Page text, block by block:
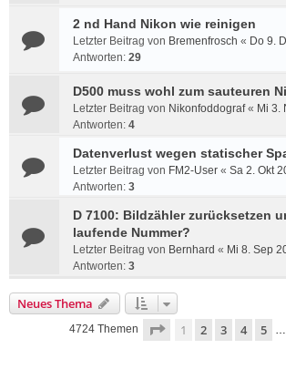
2 nd Hand Nikon wie reinigen
Letzter Beitrag von Bremenfrosch « Do 9.
Antworten: 29
D500 muss wohl zum sauteuren
Letzter Beitrag von Nikonfoddograf« Mi 3.
Antworten: 4
Datenverlust wegen statischer
Letzter Beitrag von FM2-User « Sa 2. Okt
Antworten: 3
D 7100: Bildzähler zurücksetzen
laufende Nummer?
Letzter Beitrag von Bernhard « Mi 8. Sep
Antworten: 3
Neues Thema
4724 Themen Seite 1von 237
1 2 3 4 5 …